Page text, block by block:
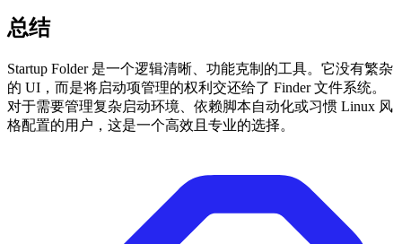
总结
Startup Folder 是一个逻辑清晰、功能克制的工具。它没有繁杂
的 UI，而是将启动项管理的权利交还给了 Finder 文件系统。
对于需要管理复杂启动环境、依赖脚本自动化或习惯 Linux 风
格配置的用户，这是一个高效且专业的选择。